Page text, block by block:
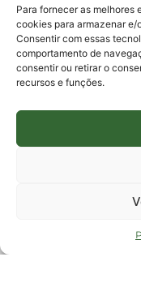
Para fornecer as melhores
cookies para armazenar
Consentir com essas
comportamento de
consentir ou retirar o
recursos e funções.
Para assuntos
Para assuntos
Para assuntos
Para assuntos
Para assuntos
Jair Artur da Silva
km 01, Módulo 12A,